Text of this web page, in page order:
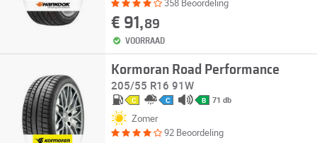
358 Beoordeling
€ 91,89
VOORRAAD
Kormoran Road Performance
205/55 R16 91W
C C B 71 db
Zomer
92 Beoordeling